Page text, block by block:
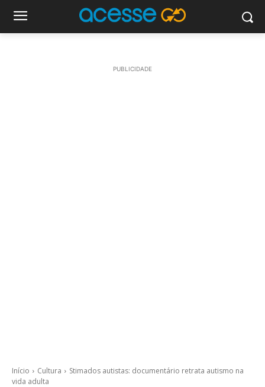
PUBLICIDADE
Início Cultura
Stimados autistas: documentário retrata autismo na
vida adulta